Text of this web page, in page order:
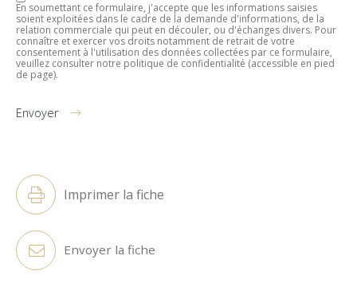
En soumettant ce formulaire, j'accepte que les informations saisies
soient exploitées dans le cadre de la demande d'informations, de la
relation commerciale qui peut en découler, ou d'échanges divers. Pour
connaître et exercer vos droits notamment de retrait de votre
consentement à l'utilisation des données collectées par ce formulaire,
veuillez consulter notre politique de confidentialité (accessible en pied
de page).
Envoyer
Imprimer la fiche
Envoyer la fiche